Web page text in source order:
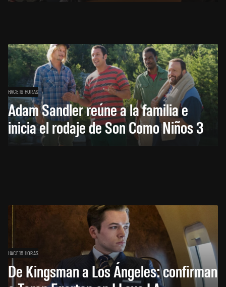
HACE 16 HORAS
Adam Sandler reúne a la familia e
inicia el rodaje de Son Como Niños 3
HACE 16 HORAS
De Kingsman a Los Ángeles: confirman